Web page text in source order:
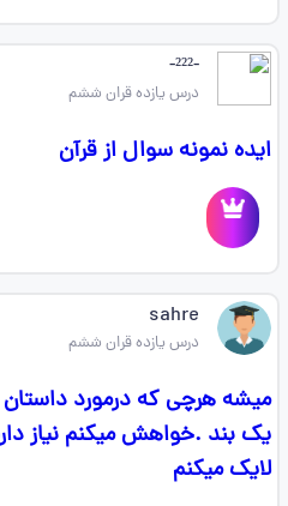
-²²²-
درس یازده قران ششم
ایده نمونه سوال از قرآن
sahre
درس یازده قران ششم
میشه هرچی که درمورد داستان
یک بند .خواهش میکنم نیاز
لایک میکنم